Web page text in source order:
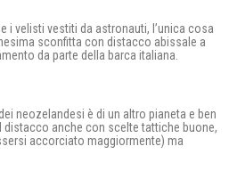
i velisti vestiti da astronauti, l’unica cosa
sconfitta con distacco abissale a
da parte della barca italiana.
neozelandesi è di un altro pianeta e ben
anche con scelte tattiche buone,
accorciato maggiormente) ma